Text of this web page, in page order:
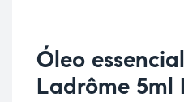
Óleo
Ladrôme 5ml